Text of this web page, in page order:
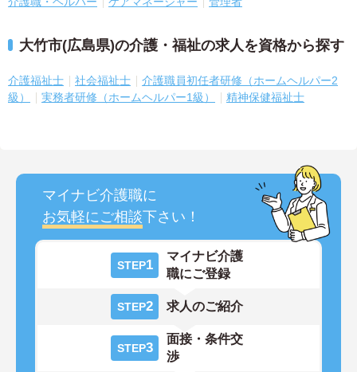
大竹市(広島県)の介護・福祉の求人を資格から探す
介護福祉士 社会福祉士
介護職員初任者研修（ホームヘルパー2
級）
実務者研修（ホームヘルパー1級） 精神保健福祉士
マイナビ介護職に
お気軽にご相談下さい！
STEP1
マイナビ介護
職にご登録
STEP2 求人のご紹介
STEP3
面接・条件交
渉